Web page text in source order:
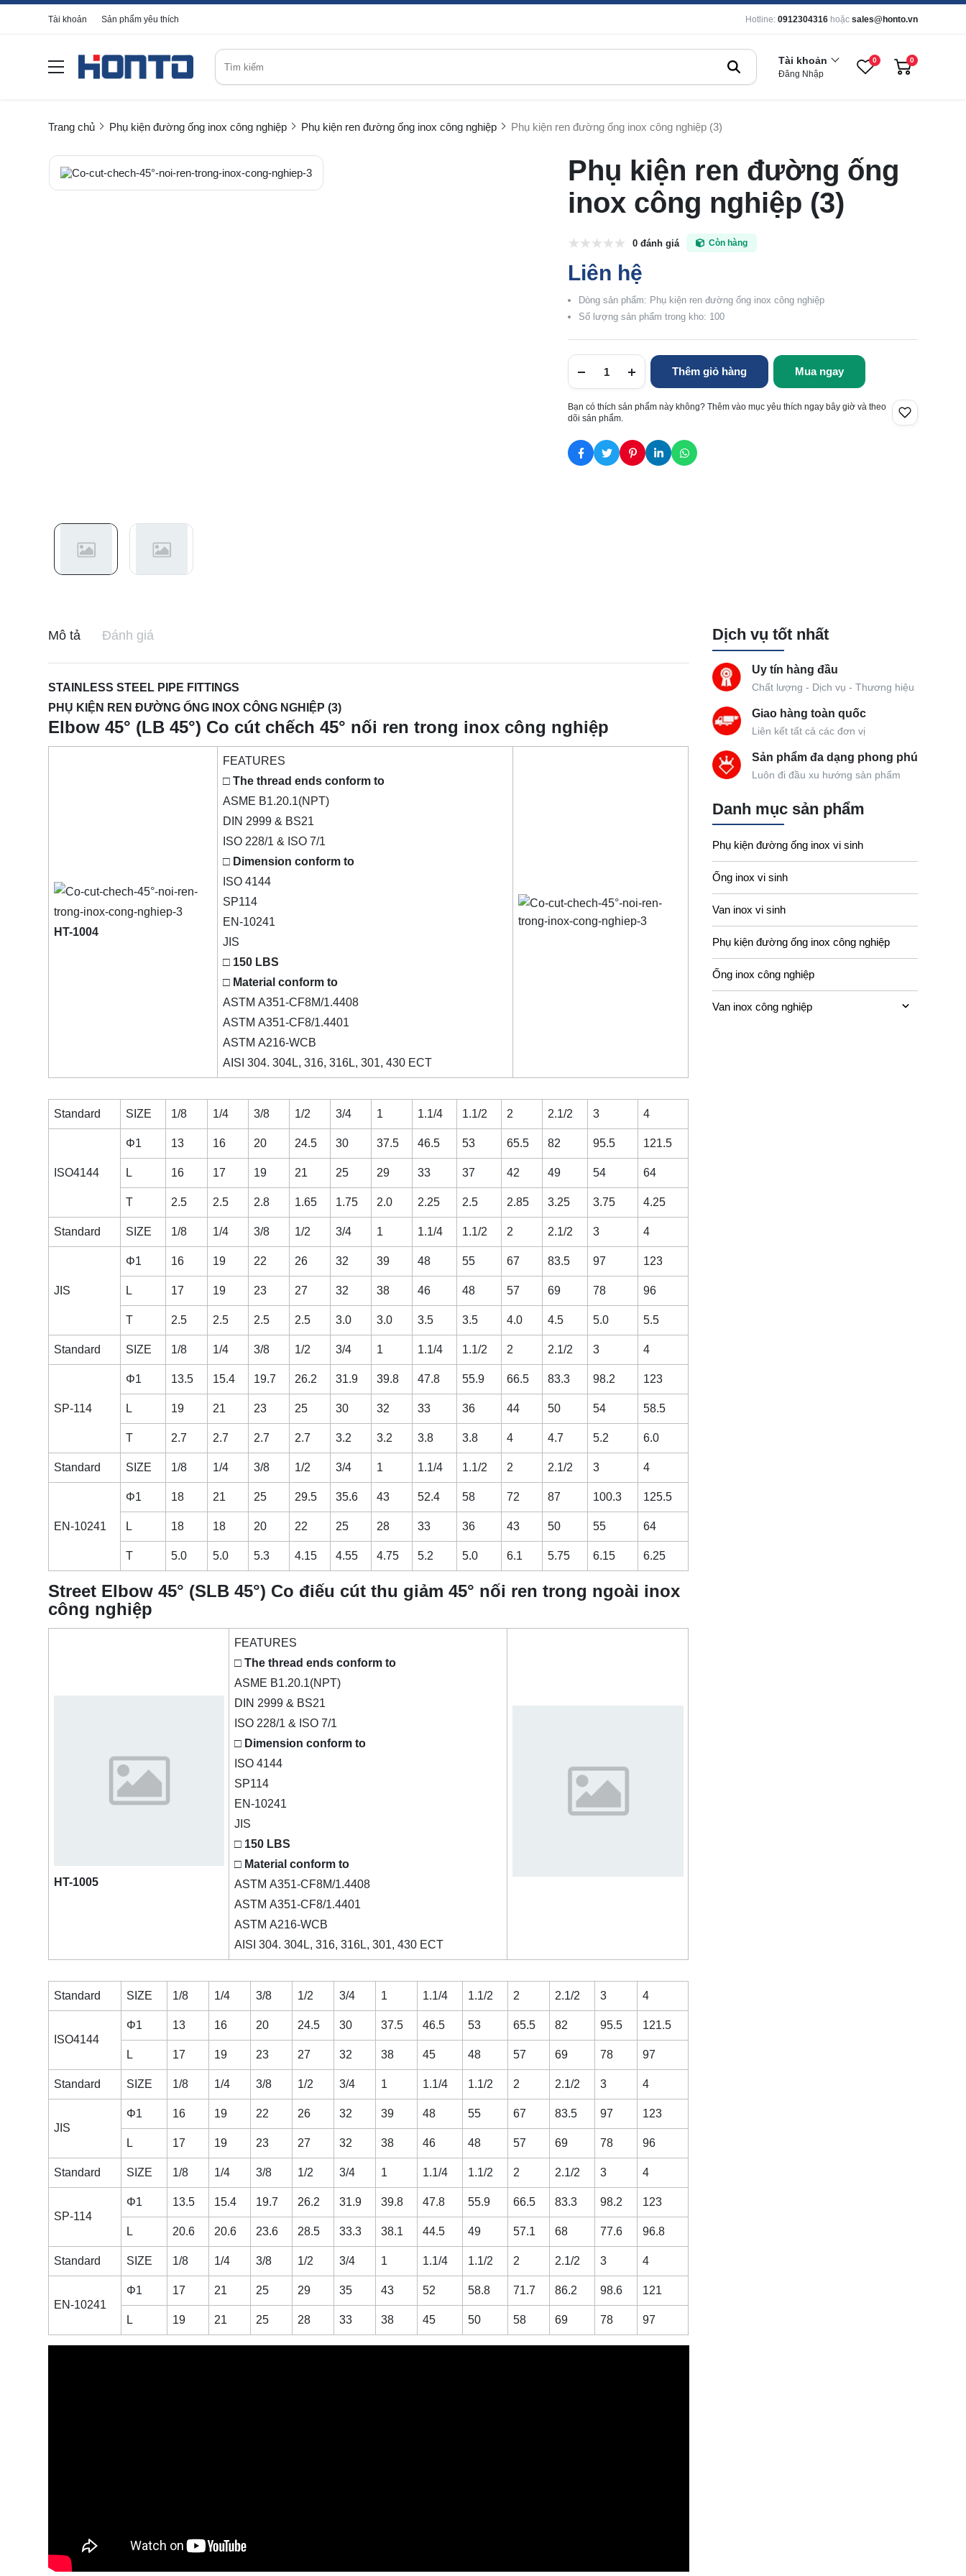
Tài khoản Sản phẩm yêu thích Hotline: 0912304316 hoặc sales@honto.vn
Tài khoản
Đăng Nhập
0 0
Trang chủ Phụ kiện đường ống inox công nghiệp Phụ kiện ren đường ống inox công nghiệp Phụ kiện ren đường ống inox công nghiệp (3)
Phụ kiện ren đường ống
inox công nghiệp (3)
0 đánh giá Còn hàng
Liên hệ
Dòng sản phẩm: Phụ kiện ren đường ống inox công nghiệp
Số lượng sản phẩm trong kho: 100
Thêm giỏ hàng Mua ngay
Bạn có thích sản phẩm này không? Thêm vào mục yêu thích ngay bây giờ và theo
dõi sản phẩm.
Mô tả Đánh giá
STAINLESS STEEL PIPE FITTINGS
PHỤ KIỆN REN ĐƯỜNG ỐNG INOX CÔNG NGHIỆP (3)
Elbow 45° (LB 45°) Co cút chếch 45° nối ren trong inox công nghiệp
HT-1004
FEATURES
□ The thread ends conform to
ASME B1.20.1(NPT)
DIN 2999 & BS21
ISO 228/1 & ISO 7/1
□ Dimension conform to
ISO 4144
SP114
EN-10241
JIS
□ 150 LBS
□ Material conform to
ASTM A351-CF8M/1.4408
ASTM A351-CF8/1.4401
ASTM A216-WCB
AISI 304. 304L, 316, 316L, 301, 430 ECT
Standard SIZE 1/8 1/4 3/8 1/2 3/4 1 1.1/4 1.1/2 2 2.1/2 3 4
ISO4144
Φ1 13 16 20 24.5 30 37.5 46.5 53 65.5 82 95.5 121.5
L 16 17 19 21 25 29 33 37 42 49 54 64
T 2.5 2.5 2.8 1.65 1.75 2.0 2.25 2.5 2.85 3.25 3.75 4.25
Standard SIZE 1/8 1/4 3/8 1/2 3/4 1 1.1/4 1.1/2 2 2.1/2 3 4
JIS
Φ1 16 19 22 26 32 39 48 55 67 83.5 97 123
L 17 19 23 27 32 38 46 48 57 69 78 96
T 2.5 2.5 2.5 2.5 3.0 3.0 3.5 3.5 4.0 4.5 5.0 5.5
Standard SIZE 1/8 1/4 3/8 1/2 3/4 1 1.1/4 1.1/2 2 2.1/2 3 4
SP-114
Φ1 13.5 15.4 19.7 26.2 31.9 39.8 47.8 55.9 66.5 83.3 98.2 123
L 19 21 23 25 30 32 33 36 44 50 54 58.5
T 2.7 2.7 2.7 2.7 3.2 3.2 3.8 3.8 4 4.7 5.2 6.0
Standard SIZE 1/8 1/4 3/8 1/2 3/4 1 1.1/4 1.1/2 2 2.1/2 3 4
EN-10241
Φ1 18 21 25 29.5 35.6 43 52.4 58 72 87 100.3 125.5
L 18 18 20 22 25 28 33 36 43 50 55 64
T 5.0 5.0 5.3 4.15 4.55 4.75 5.2 5.0 6.1 5.75 6.15 6.25
Street Elbow 45° (SLB 45°) Co điếu cút thu giảm 45° nối ren trong ngoài inox
công nghiệp
HT-1005
FEATURES
□ The thread ends conform to
ASME B1.20.1(NPT)
DIN 2999 & BS21
ISO 228/1 & ISO 7/1
□ Dimension conform to
ISO 4144
SP114
EN-10241
JIS
□ 150 LBS
□ Material conform to
ASTM A351-CF8M/1.4408
ASTM A351-CF8/1.4401
ASTM A216-WCB
AISI 304. 304L, 316, 316L, 301, 430 ECT
Standard SIZE 1/8 1/4 3/8 1/2 3/4 1 1.1/4 1.1/2 2 2.1/2 3 4
ISO4144
Φ1 13 16 20 24.5 30 37.5 46.5 53 65.5 82 95.5 121.5
L 17 19 23 27 32 38 45 48 57 69 78 97
Standard SIZE 1/8 1/4 3/8 1/2 3/4 1 1.1/4 1.1/2 2 2.1/2 3 4
JIS
Φ1 16 19 22 26 32 39 48 55 67 83.5 97 123
L 17 19 23 27 32 38 46 48 57 69 78 96
Standard SIZE 1/8 1/4 3/8 1/2 3/4 1 1.1/4 1.1/2 2 2.1/2 3 4
SP-114
Φ1 13.5 15.4 19.7 26.2 31.9 39.8 47.8 55.9 66.5 83.3 98.2 123
L 20.6 20.6 23.6 28.5 33.3 38.1 44.5 49 57.1 68 77.6 96.8
Standard SIZE 1/8 1/4 3/8 1/2 3/4 1 1.1/4 1.1/2 2 2.1/2 3 4
EN-10241
Φ1 17 21 25 29 35 43 52 58.8 71.7 86.2 98.6 121
L 19 21 25 28 33 38 45 50 58 69 78 97
Dịch vụ tốt nhất
Uy tín hàng đầu
Chất lượng - Dịch vụ - Thương hiệu
Giao hàng toàn quốc
Liên kết tất cả các đơn vị
Sản phẩm đa dạng phong phú
Luôn đi đầu xu hướng sản phẩm
Danh mục sản phẩm
Phụ kiện đường ống inox vi sinh
Ống inox vi sinh
Van inox vi sinh
Phụ kiện đường ống inox công nghiệp
Ống inox công nghiệp
Van inox công nghiệp